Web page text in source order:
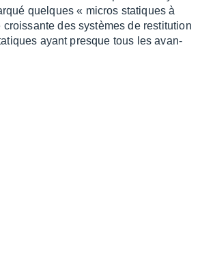
quelques « micros statiques à
des systèmes de resti­tu­tion
ayant presque tous les avan­